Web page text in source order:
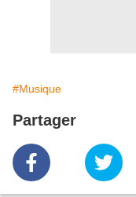
#Musique
Partager